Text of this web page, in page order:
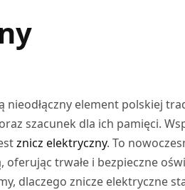
nieodłączny element polskiej
szacunek dla ich pamięci.
znicz elektryczny. To
oferując trwałe i bezpieczne
dlaczego znicze elektryczne